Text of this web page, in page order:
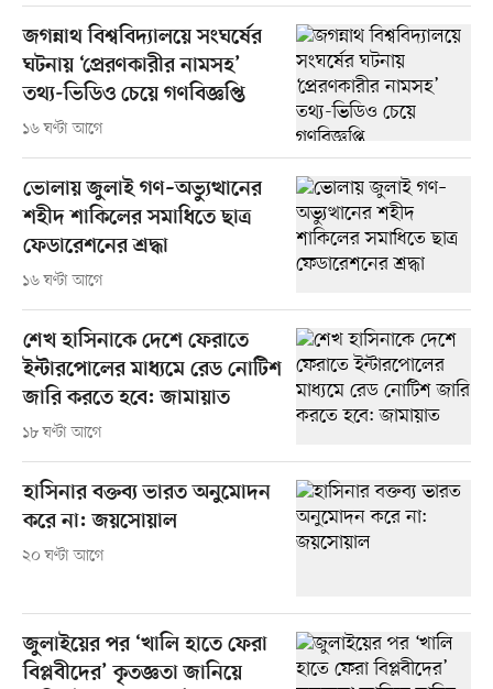
জগন্নাথ বিশ্ববিদ্যালয়ে সংঘর্ষের
ঘটনায় ‘প্রেরণকারীর নামসহ’
তথ্য-ভিডিও চেয়ে গণবিজ্ঞপ্তি
১৬ ঘণ্টা আগে
ভোলায় জুলাই গণ–অভ্যুত্থানের
শহীদ শাকিলের সমাধিতে ছাত্র
ফেডারেশনের শ্রদ্ধা
১৬ ঘণ্টা আগে
শেখ হাসিনাকে দেশে ফেরাতে
ইন্টারপোলের মাধ্যমে রেড নোটিশ
জারি করতে হবে: জামায়াত
১৮ ঘণ্টা আগে
হাসিনার বক্তব্য ভারত অনুমোদন
করে না: জয়সোয়াল
২০ ঘণ্টা আগে
জুলাইয়ের পর ‘খালি হাতে ফেরা
বিপ্লবীদের’ কৃতজ্ঞতা জানিয়ে